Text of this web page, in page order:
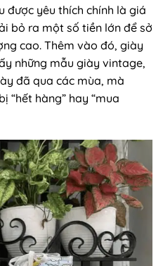
được yêu thích chính là giá
bỏ ra một số tiền lớn để sở
cao. Thêm vào đó, giày
những mẫu giày vintage,
đã qua các mùa, mà
“hết hàng” hay “mua